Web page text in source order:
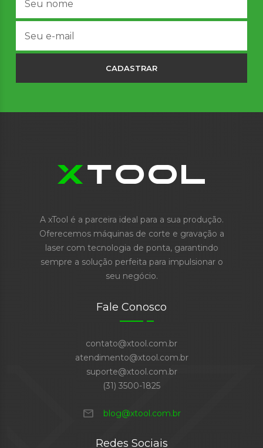
CADASTRAR
A xTool é a parceira ideal para a sua produção.
Oferecemos máquinas de corte e gravação a
laser com tecnologia de ponta, garantindo
sempre a solução perfeita para impulsionar o
seu negócio.
Fale Conosco
contato@xtool.com.br
atendimento@xtool.com.br
suporte@xtool.com.br
(31) 3500-1825
mail blog@xtool.com.br
Redes Sociais